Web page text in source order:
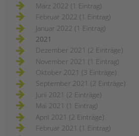
März 2022 (1 Eintrag)
Februar 2022 (1 Eintrag)
Januar 2022 (1 Eintrag)
2021
Dezember 2021 (2 Einträge)
November 2021 (1 Eintrag)
Oktober 2021 (3 Einträge)
September 2021 (2 Einträge)
Juni 2021 (2 Einträge)
Mai 2021 (1 Eintrag)
April 2021 (2 Einträge)
Februar 2021 (1 Eintrag)